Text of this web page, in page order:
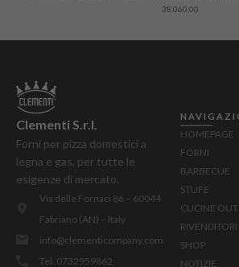
38.060,00
Clementi S.r.l.
Forni per pizza domestici a
legna e gas, per tutte le
esigenze di mercato.
Via delle Fornaci 86 – 60044
Fabriano (AN) – Italy
info@clementicompany.com
Tel. 0732959862
HOMEPAGE
FORNI
BARBECUE
STUFE
CUCINE
RIVENDITORI
SHOP
NOTIZIE